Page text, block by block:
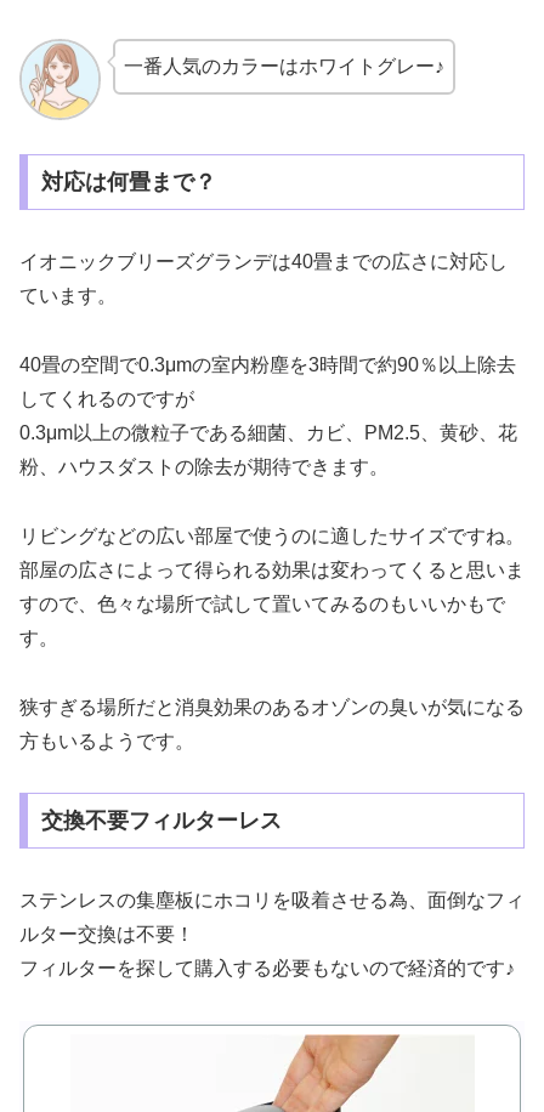
一番人気のカラーはホワイトグレー♪
対応は何畳まで？
イオニックブリーズグランデは40畳までの広さに対応し
ています。
40畳の空間で0.3μmの室内粉塵を3時間で約90％以上除去
してくれるのですが
0.3μm以上の微粒子である細菌、カビ、PM2.5、黄砂、花
粉、ハウスダストの除去が期待できます。
リビングなどの広い部屋で使うのに適したサイズですね。
部屋の広さによって得られる効果は変わってくると思いま
すので、色々な場所で試して置いてみるのもいいかもで
す。
狭すぎる場所だと消臭効果のあるオゾンの臭いが気になる
方もいるようです。
交換不要フィルターレス
ステンレスの集塵板にホコリを吸着させる為、面倒なフィ
ルター交換は不要！
フィルターを探して購入する必要もないので経済的です♪